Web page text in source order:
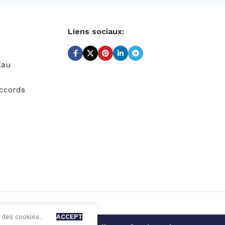
Liens sociaux:
cookies. ACCEPT